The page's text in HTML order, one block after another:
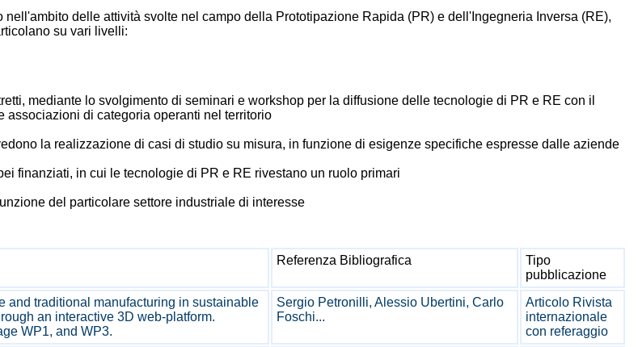
delle attività svolte nel campo della Prototipazione Rapida (PR) e dell'Ingegneria Inversa (RE),
su vari livelli:
mediante lo svolgimento di seminari e workshop per la diffusione delle tecnologie di PR e RE con il
di categoria operanti nel territorio
la realizzazione di casi di studio su misura, in funzione di esigenze specifiche espresse dalle aziende
finanziati, in cui le tecnologie di PR e RE rivestano un ruolo primari
del particolare settore industriale di interesse
Referenza Bibliografica
Tipo
pubblicazione
and traditional manufacturing in sustainable
an interactive 3D web-platform.
WP1, and WP3.
Sergio Petronilli, Alessio Ubertini, Carlo
Foschi...
Articolo Rivista
internazionale
con referaggio